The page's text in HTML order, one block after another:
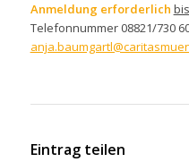
Anmeldung erforderlich
Telefonnummer 08821/730
Eintrag teilen